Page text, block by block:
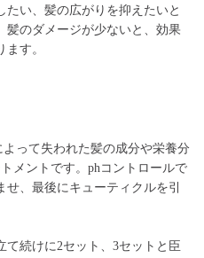
たい、髪の広がりを抑えたいと
髪のダメージが少ないと、効果
す。
って失われた髪の成分や栄養分
メントです。phコントロールで
、最後にキューティクルを引
て続けに2セット、3セットと臣